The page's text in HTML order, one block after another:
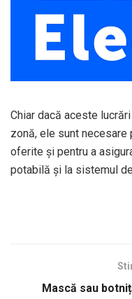
Chiar dacă aceste
zonă, ele sunt
oferite și pentru a
potabilă și la sistemul
Mască sau